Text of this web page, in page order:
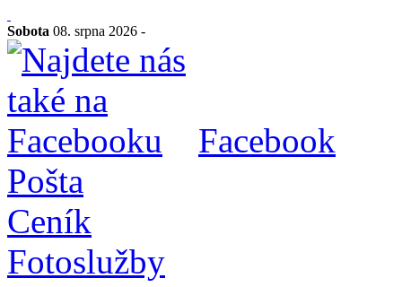
Sobota 08. srpna 2026 -
Facebook
Pošta
Ceník
Fotoslužby